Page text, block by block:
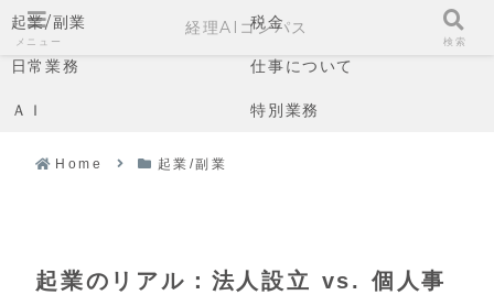
起業/副業 税金
日常業務 仕事について
ＡＩ 特別業務
Home 起業/副業
起業のリアル：法人設立 vs. 個人事
メニュー
経理AIコンパス
検索